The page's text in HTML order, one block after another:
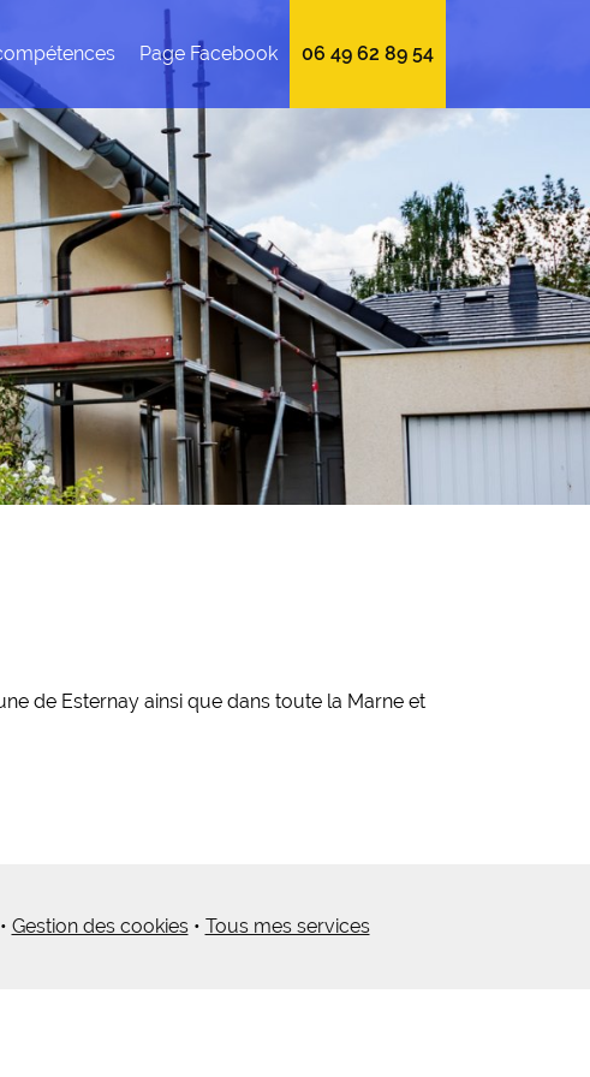
Page Facebook 06 49 62 89 54
de Esternay ainsi que dans toute la Marne et
Gestion des cookies• Tous mes services